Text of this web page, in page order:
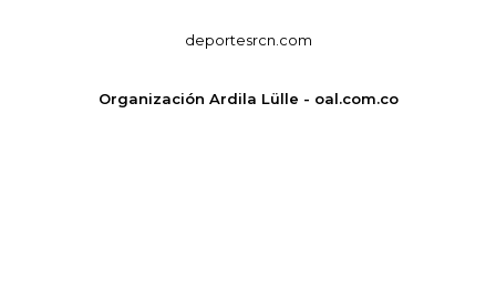
deportesrcn.com
Organización Ardila Lülle - oal.com.co